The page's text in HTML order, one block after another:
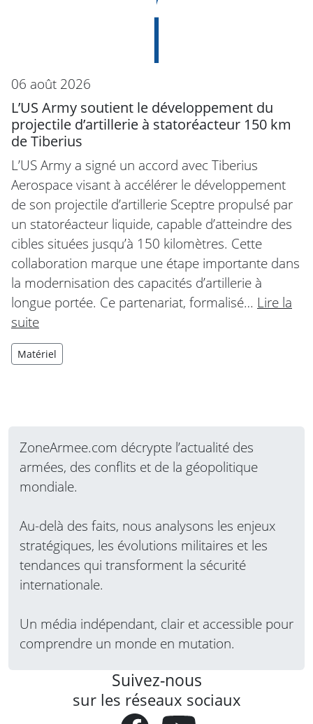
06 août 2026
L’US Army soutient le développement du
projectile d’artillerie à statoréacteur 150 km
de Tiberius
L’US Army a signé un accord avec Tiberius
Aerospace visant à accélérer le développement
de son projectile d’artillerie Sceptre propulsé par
un statoréacteur liquide, capable d’atteindre des
cibles situées jusqu’à 150 kilomètres. Cette
collaboration marque une étape importante dans
la modernisation des capacités d’artillerie à
longue portée. Ce partenariat, formalisé… Lire la
suite
Matériel
ZoneArmee.com décrypte l’actualité des
armées, des conflits et de la géopolitique
mondiale.
Au-delà des faits, nous analysons les enjeux
stratégiques, les évolutions militaires et les
tendances qui transforment la sécurité
internationale.
Un média indépendant, clair et accessible pour
comprendre un monde en mutation.
Suivez-nous
sur les réseaux sociaux